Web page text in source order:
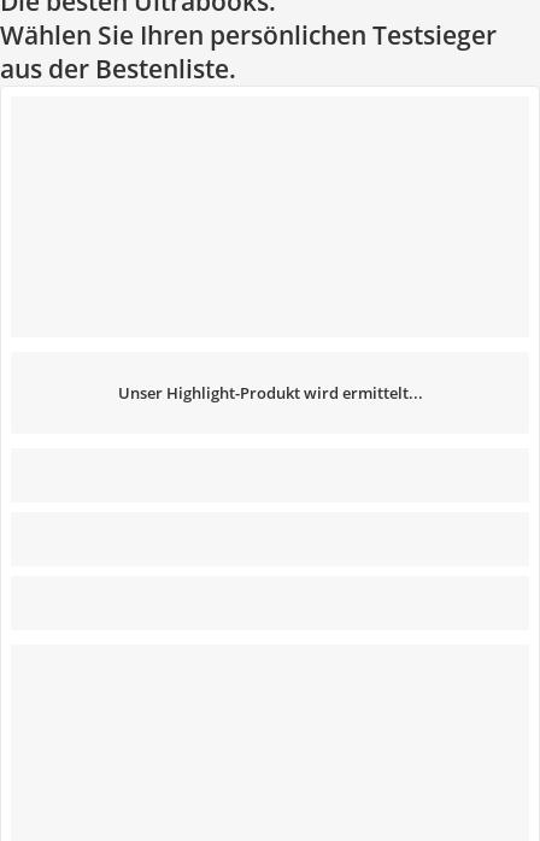
Wählen Sie Ihren persönlichen Testsieger
aus der Bestenliste.
Unser Highlight-Produkt wird ermittelt...